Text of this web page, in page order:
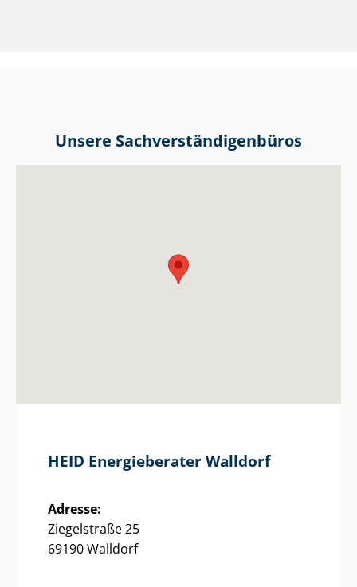
Unsere Sach­ver­stän­di­gen­bü­ros
HEID Energieberater Walldorf
Adresse:
Ziegelstraße 25
69190 Walldorf